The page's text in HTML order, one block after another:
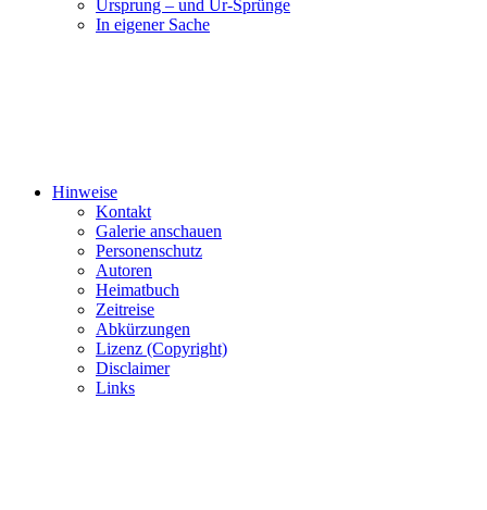
Ursprung – und Ur-Sprünge
In eigener Sache
Hinweise
Kontakt
Galerie anschauen
Personenschutz
Autoren
Heimatbuch
Zeitreise
Abkürzungen
Lizenz (Copyright)
Disclaimer
Links